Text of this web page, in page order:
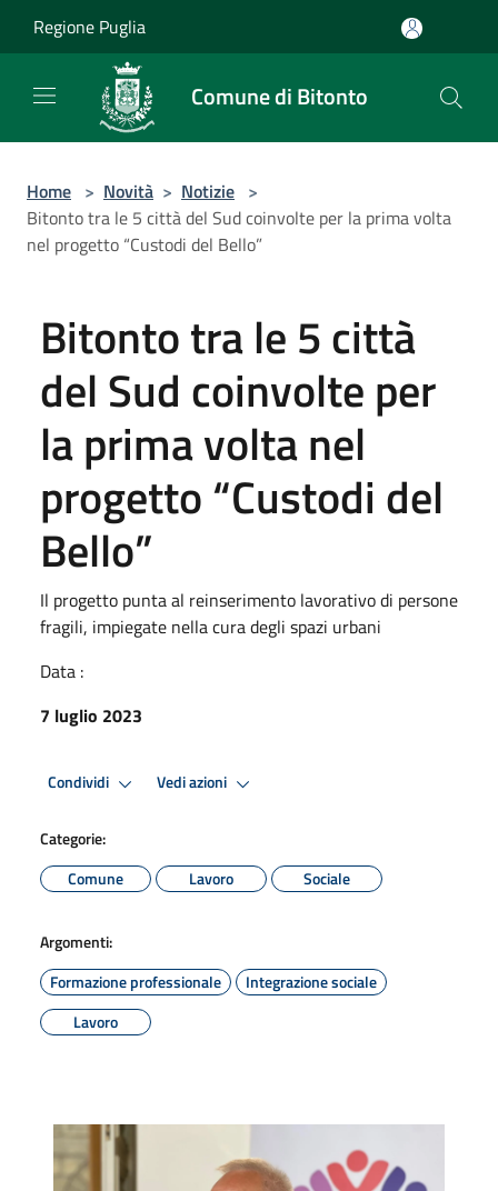
Regione Puglia
Comune di Bitonto
Home > Novità > Notizie >
Bitonto tra le 5 città del Sud coinvolte per la prima volta
nel progetto “Custodi del Bello”
Bitonto tra le 5 città
del Sud coinvolte per
la prima volta nel
progetto “Custodi del
Bello”
Il progetto punta al reinserimento lavorativo di persone
fragili, impiegate nella cura degli spazi urbani
Data :
7 luglio 2023
Condividi Vedi azioni
Categorie:
Comune
Lavoro Sociale
Argomenti:
Formazione professionale
Integrazione sociale
Lavoro